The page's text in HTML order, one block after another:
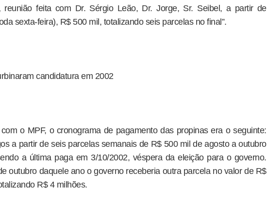
reunião feita com Dr. Sérgio Leão, Dr. Jorge, Sr. Seibel, a partir de
sexta-feira), R$ 500 mil, totalizando seis parcelas no final”.
candidatura em 2002
o MPF, o cronograma de pagamento das propinas era o seguinte:
a partir de seis parcelas semanais de R$ 500 mil de agosto a outubro
a última paga em 3/10/2002, véspera da eleição para o governo.
outubro daquele ano o governo receberia outra parcela no valor de R$
R$ 4 milhões.